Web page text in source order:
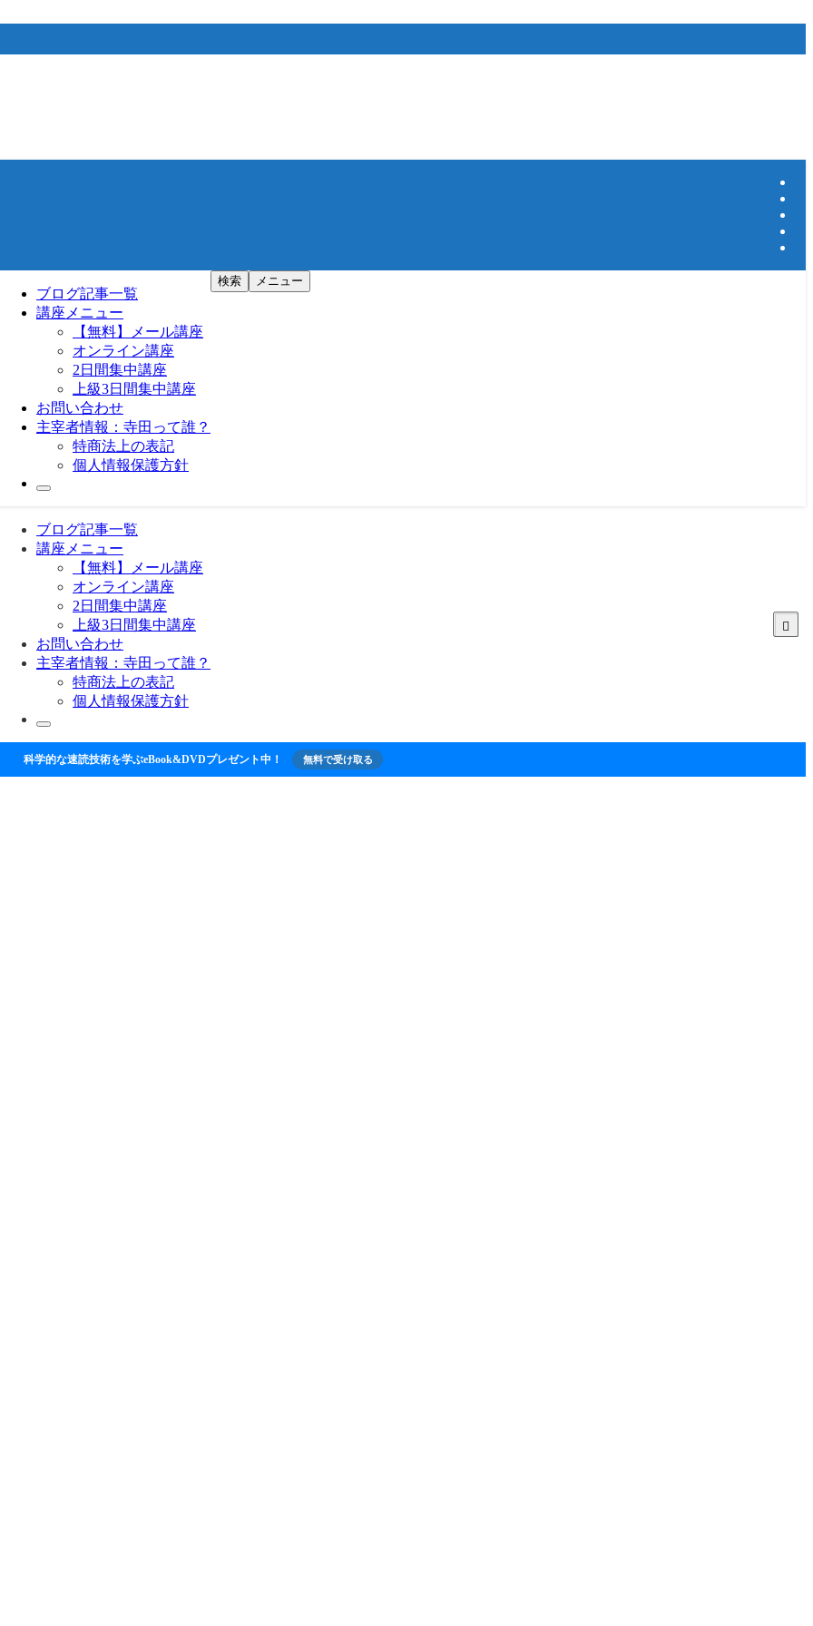
ブログ記事一覧
講座メニュー
【無料】メール講座
オンライン講座
2日間集中講座
上級3日間集中講座
お問い合わせ
主宰者情報：寺田って誰？
特商法上の表記
個人情報保護方針
検索 メニュー
ブログ記事一覧
講座メニュー
【無料】メール講座
オンライン講座
2日間集中講座
上級3日間集中講座
お問い合わせ
主宰者情報：寺田って誰？
特商法上の表記
個人情報保護方針
科学的な速読技術を学ぶeBook&DVDプレゼント中！ 無料で受け取る